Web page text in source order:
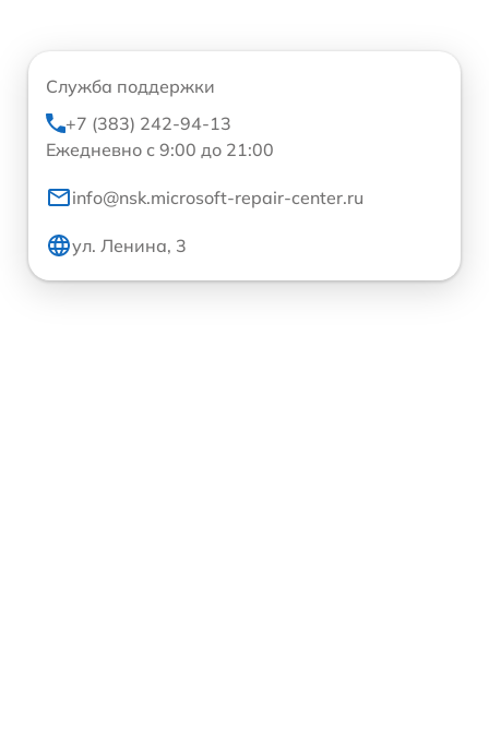
Служба поддержки
+7 (383) 242-94-13
Ежедневно с 9:00 до 21:00
info@nsk.microsoft-repair-center.ru
ул. Ленина, 3